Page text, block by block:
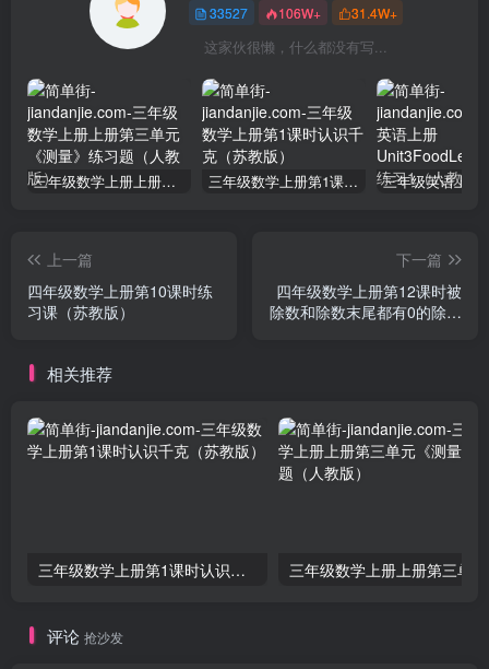
33527 106W+ 31.4W+
这家伙很懒，什么都没有写...
三年级数学上册上册第三单元《测量》练习题（人教版） 三年级数学上册第1课时认识千克（苏教版）
上一篇
四年级数学上册第10课时练
习课（苏教版）
下一篇
四年级数学上册第12课时被
除数和除数末尾都有0的除法
相关推荐
三年级数学上册第1课时认识千克（苏教版）
评论 抢沙发